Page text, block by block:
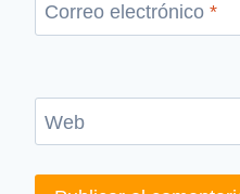
Correo electrónico *
Web